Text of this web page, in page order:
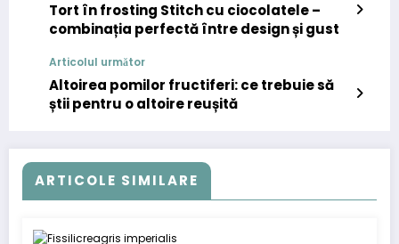
Tort în frosting Stitch cu ciocolatele –
combinația perfectă între design și gust
Articolul următor
Altoirea pomilor fructiferi: ce trebuie să
știi pentru o altoire reușită
ARTICOLE SIMILARE